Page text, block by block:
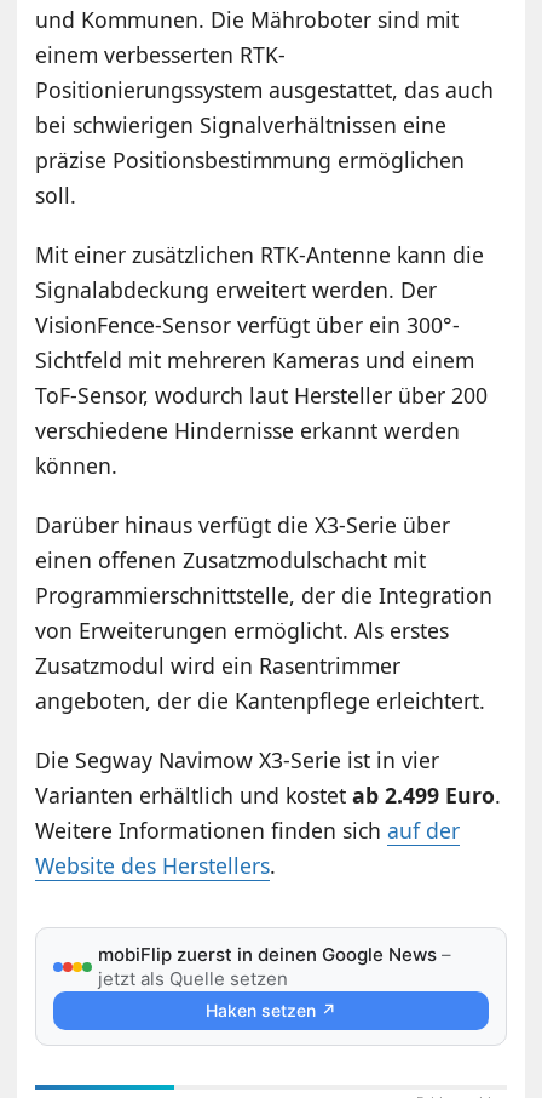
und Kommunen. Die Mähroboter sind mit
einem verbesserten RTK-
Positionierungssystem ausgestattet, das auch
bei schwierigen Signalverhältnissen eine
präzise Positionsbestimmung ermöglichen
soll.
Mit einer zusätzlichen RTK-Antenne kann die
Signalabdeckung erweitert werden. Der
VisionFence-Sensor verfügt über ein 300°-
Sichtfeld mit mehreren Kameras und einem
ToF-Sensor, wodurch laut Hersteller über 200
verschiedene Hindernisse erkannt werden
können.
Darüber hinaus verfügt die X3-Serie über
einen offenen Zusatzmodulschacht mit
Programmierschnittstelle, der die Integration
von Erweiterungen ermöglicht. Als erstes
Zusatzmodul wird ein Rasentrimmer
angeboten, der die Kantenpflege erleichtert.
Die Segway Navimow X3-Serie ist in vier
Varianten erhältlich und kostetab 2.499 Euro.
Weitere Informationen finden sichauf der
Website des Herstellers.
mobiFlip zuerst in deinen Google News –
jetzt als Quelle setzen
Haken setzen ↗